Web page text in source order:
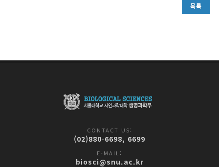
목록
CONTACT US:
(02)880-6698, 6699
E-MAIL:
biosci@snu.ac.kr